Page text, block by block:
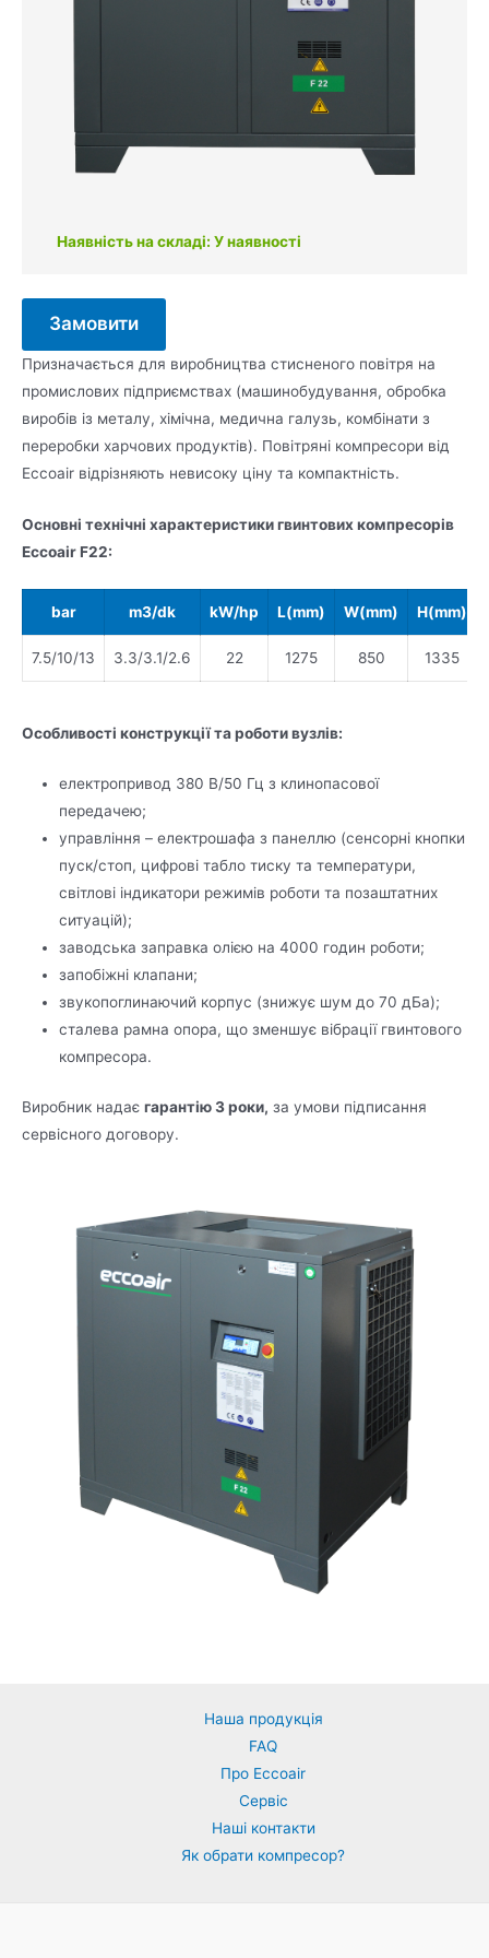
Наявність на складі: У наявності
Замовити
Призначається для виробництва стисненого повітря на
промислових підприємствах (машинобудування, обробка
виробів із металу, хімічна, медична галузь, комбінати з
переробки харчових продуктів). Повітряні компресори від
Eccoair відрізняють невисоку ціну та компактність.
Основні технічні характеристики гвинтових компресорів
Eccoair F22:
bar m3/dk kW/hp L(mm) W(mm) H(mm)
7.5/10/13 3.3/3.1/2.6 22 1275 850 1335
Особливості конструкції та роботи вузлів:
електропривод 380 В/50 Гц з клинопасової
передачею;
управління – електрошафа з панеллю (сенсорні кнопки
пуск/стоп, цифрові табло тиску та температури,
світлові індикатори режимів роботи та позаштатних
ситуацій);
заводська заправка олією на 4000 годин роботи;
запобіжні клапани;
звукопоглинаючий корпус (знижує шум до 70 дБа);
сталева рамна опора, що зменшує вібрації гвинтового
компресора.
Виробник надає гарантію 3 роки, за умови підписання
сервісного договору.
Наша продукція
FAQ
Про Eccoair
Сервіс
Наші контакти
Як обрати компресор?